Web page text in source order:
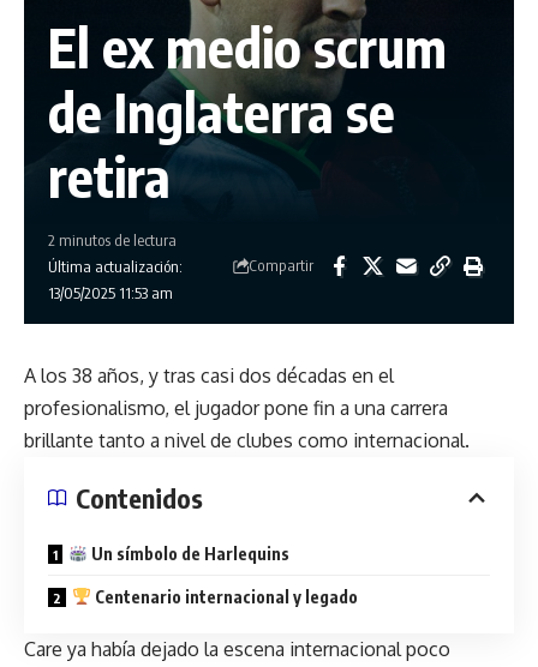
El ex medio scrum
de Inglaterra se
retira
Última actualización:
13/05/2025 11:53 am
2 minutos de lectura
Compartir
A los 38 años, y tras casi dos décadas en el
profesionalismo, el jugador pone fin a una carrera
brillante tanto a nivel de clubes como internacional.
Contenidos
Un símbolo de Harlequins
Centenario internacional y legado
Care ya había dejado la escena internacional poco